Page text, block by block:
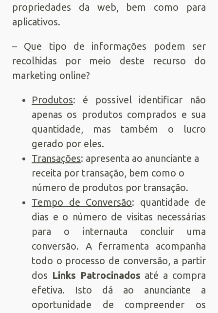
propriedades da web, bem como para
aplicativos.
– Que tipo de informações podem ser
recolhidas por meio deste recurso do
marketing online?
Produtos: é possível identificar não
apenas os produtos comprados e sua
quantidade, mas também o lucro
gerado por eles.
Transações: apresenta ao anunciante a
receita por transação, bem como o
número de produtos por transação.
Tempo de Conversão: quantidade de
dias e o número de visitas necessárias
para o internauta concluir uma
conversão. A ferramenta acompanha
todo o processo de conversão, a partir
dos Links Patrocinados até a compra
efetiva. Isto dá ao anunciante a
oportunidade de compreender os